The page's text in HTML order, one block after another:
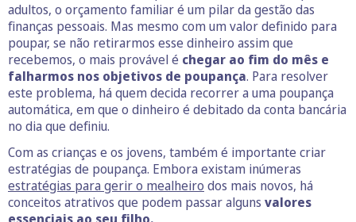
adultos, o orçamento familiar é um pilar da gestão das
finanças pessoais. Mas mesmo com um valor definido para
poupar, se não retirarmos esse dinheiro assim que
recebemos, o mais provável é chegar ao fim do mês e
falharmos nos objetivos de poupança. Para resolver
este problema, há quem decida recorrer a uma poupança
automática, em que o dinheiro é debitado da conta bancária
no dia que definiu.
Com as crianças e os jovens, também é importante criar
estratégias de poupança. Embora existam inúmeras
estratégias para gerir o mealheiro dos mais novos, há
conceitos atrativos que podem passar alguns valores